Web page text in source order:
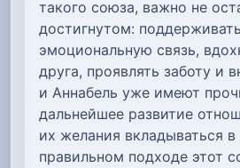
такого союза, важно не
достигнутом: поддерживать
эмоциональную связь,
друга, проявлять заботу и
и Аннабель уже имеют
дальнейшее развитие
их желания вкладываться
правильном подходе этот